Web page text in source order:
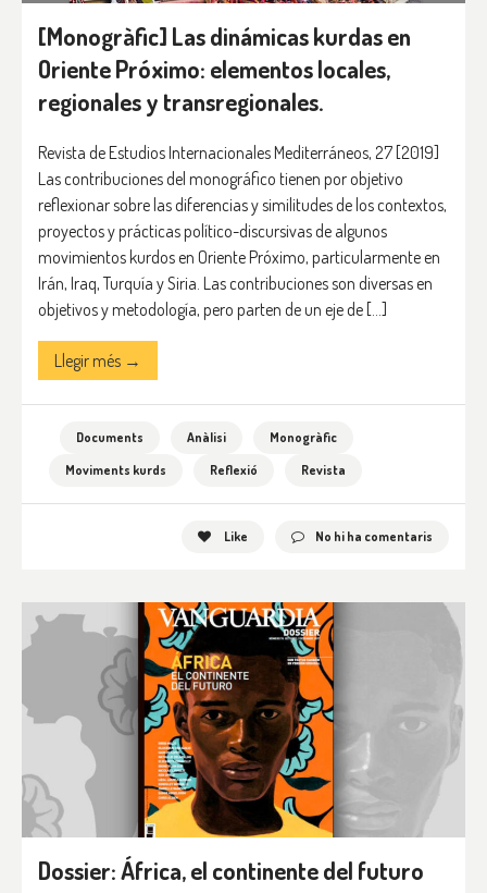
[Monogràfic] Las dinámicas kurdas en
Oriente Próximo: elementos locales,
regionales y transregionales.
Revista de Estudios Internacionales Mediterráneos, 27 [2019]
Las contribuciones del monográfico tienen por objetivo
reflexionar sobre las diferencias y similitudes de los contextos,
proyectos y prácticas político-discursivas de algunos
movimientos kurdos en Oriente Próximo, particularmente en
Irán, Iraq, Turquía y Siria. Las contribuciones son diversas en
objetivos y metodología, pero parten de un eje de […]
Llegir més →
Documents Anàlisi
Monogràfic
Moviments kurds
Reflexió Revista
Like No hi ha comentaris
Dossier: África, el continente del futuro